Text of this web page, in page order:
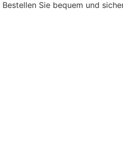
Bestellen Sie bequem und